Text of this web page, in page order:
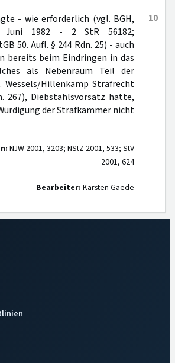
10
- wie erforderlich (vgl. BGH,
1982 - 2 StR 56182;
50. Aufl. § 244 Rdn. 25) - auch
bereits beim Eindringen in das
als Nebenraum Teil der
Hillenkamp Strafrecht
267), Diebstahlsvorsatz hatte,
der Strafkammer nicht
NJW 2001, 3203; NStZ 2001, 533; StV
2001, 624
Bearbeiter: Karsten Gaede